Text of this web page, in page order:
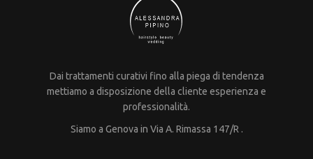
Dai trattamenti curativi fino alla piega di tendenza
mettiamo a disposizione della cliente esperienza e
professionalità.
Siamo a Genova in Via A. Rimassa 147/R .